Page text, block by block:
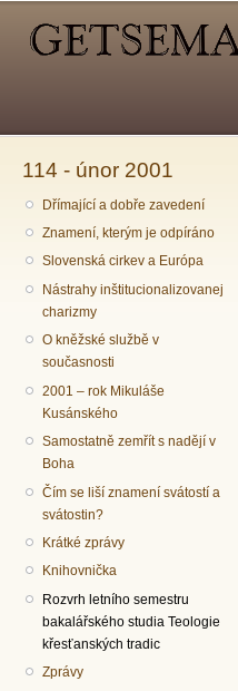
114 - únor 2001
Dřímající a dobře zavedení
Znamení, kterým je odpíráno
Slovenská cirkev a Európa
Nástrahy inštitucionalizovanej
charizmy
O kněžské službě v
současnosti
2001 – rok Mikuláše
Kusánského
Samostatně zemřít s nadějí v
Boha
Čím se liší znamení svátostí a
svátostin?
Krátké zprávy
Knihovnička
Rozvrh letního semestru
bakalářského studia Teologie
křesťanských tradic
Zprávy